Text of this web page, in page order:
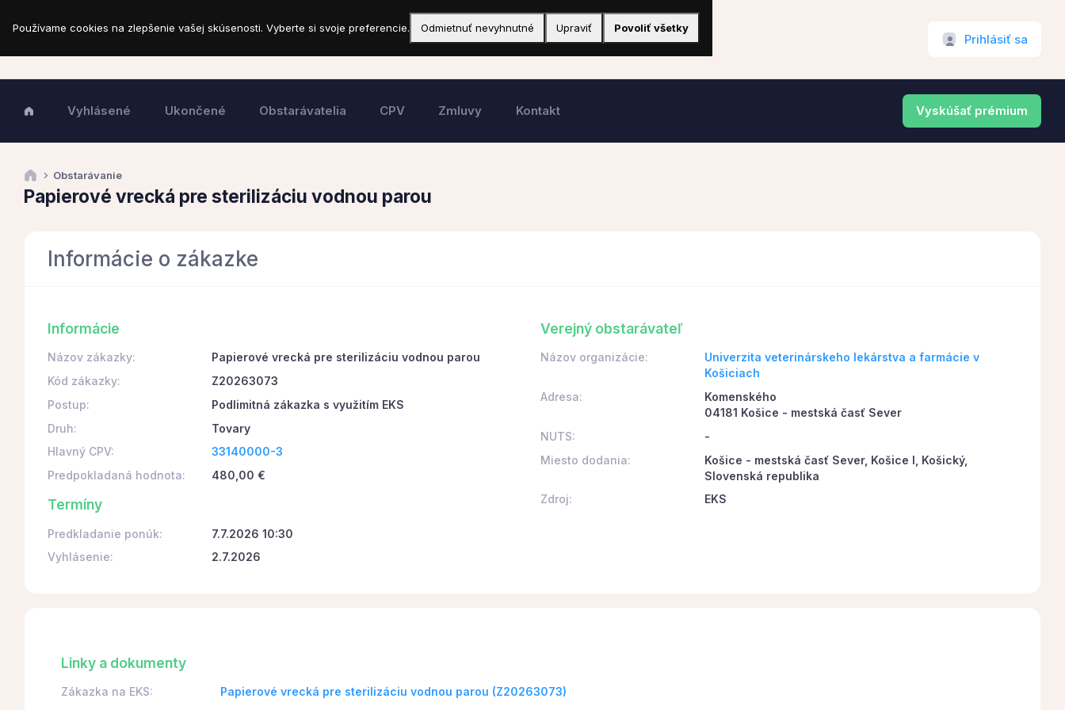
Prihlásiť sa
Vyhlásené Ukončené Obstarávatelia CPV Zmluvy Kontakt Vyskúšať prémium
Obstarávanie
Papierové vrecká pre sterilizáciu vodnou parou
Informácie o zákazke
Informácie
Názov zákazky:
Papierové vrecká pre sterilizáciu vodnou parou
Kód zákazky:
Z20263073
Postup:
Podlimitná zákazka s využitím EKS
Druh:
Tovary
Hlavný CPV:
33140000-3
Predpokladaná hodnota:
480,00 €
Termíny
Predkladanie ponúk:
7.7.2026 10:30
Vyhlásenie:
2.7.2026
Verejný obstarávateľ
Názov organizácie:
Univerzita veterinárskeho lekárstva a farmácie v
Košiciach
Adresa:
Komenského
04181 Košice - mestská časť Sever
NUTS:
-
Miesto dodania:
Košice - mestská časť Sever, Košice I, Košický,
Slovenská republika
Zdroj:
EKS
Linky a dokumenty
Zákazka na EKS: Papierové vrecká pre sterilizáciu vodnou parou (Z20263073)
Používame cookies na zlepšenie vašej skúsenosti. Vyberte si svoje preferencie. Odmietnuť nevyhnutné Upraviť Povoliť všetky